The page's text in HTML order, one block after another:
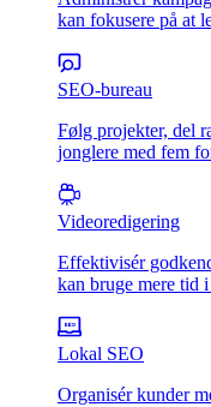
kan fokusere på at
SEO-bureau
Følg projekter, del
jonglere med fem
Videoredigering
Effektivisér
kan bruge mere tid
Lokal SEO
Organisér kunder